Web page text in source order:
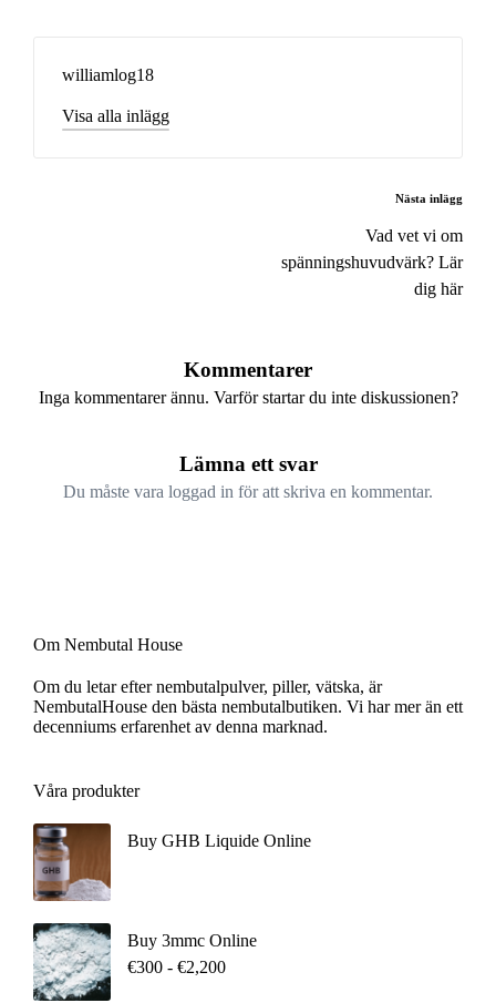
williamlog18
Visa alla inlägg
Nästa inlägg
Vad vet vi om
spänningshuvudvärk? Lär
dig här
Kommentarer
Inga kommentarer ännu. Varför startar du inte diskussionen?
Lämna ett svar
Du måste vara loggad in för att skriva en kommentar.
Om Nembutal House
Om du letar efter nembutalpulver, piller, vätska, är
NembutalHouse den bästa nembutalbutiken. Vi har mer än ett
decenniums erfarenhet av denna marknad.
Våra produkter
Buy GHB Liquide Online
Buy 3mmc Online
€300 - €2,200